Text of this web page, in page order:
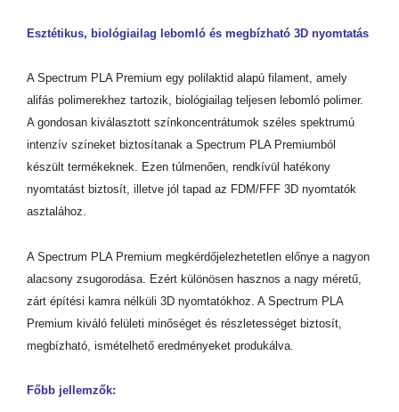
Esztétikus, biológiailag lebomló és megbízható 3D nyomtatás
A Spectrum PLA Premium egy polilaktid alapú filament, amely
alifás polimerekhez tartozik, biológiailag teljesen lebomló polimer.
A gondosan kiválasztott színkoncentrátumok széles spektrumú
intenzív színeket biztosítanak a Spectrum PLA Premiumból
készült termékeknek. Ezen túlmenően, rendkívül hatékony
nyomtatást biztosít, illetve jól tapad az FDM/FFF 3D nyomtatók
asztalához.
A Spectrum PLA Premium megkérdőjelezhetetlen előnye a nagyon
alacsony zsugorodása. Ezért különösen hasznos a nagy méretű,
zárt építési kamra nélküli 3D nyomtatókhoz. A Spectrum PLA
Premium kiváló felületi minőséget és részletességet biztosít,
megbízható, ismételhető eredményeket produkálva.
Főbb jellemzők: